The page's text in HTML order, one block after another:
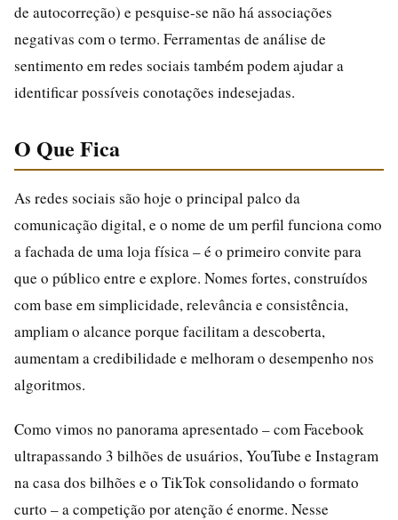
de autocorreção) e pesquise-se não há associações
negativas com o termo. Ferramentas de análise de
sentimento em redes sociais também podem ajudar a
identificar possíveis conotações indesejadas.
O Que Fica
As redes sociais são hoje o principal palco da
comunicação digital, e o nome de um perfil funciona como
a fachada de uma loja física – é o primeiro convite para
que o público entre e explore. Nomes fortes, construídos
com base em simplicidade, relevância e consistência,
ampliam o alcance porque facilitam a descoberta,
aumentam a credibilidade e melhoram o desempenho nos
algoritmos.
Como vimos no panorama apresentado – com Facebook
ultrapassando 3 bilhões de usuários, YouTube e Instagram
na casa dos bilhões e o TikTok consolidando o formato
curto – a competição por atenção é enorme. Nesse